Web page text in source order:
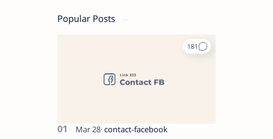
Popular Posts